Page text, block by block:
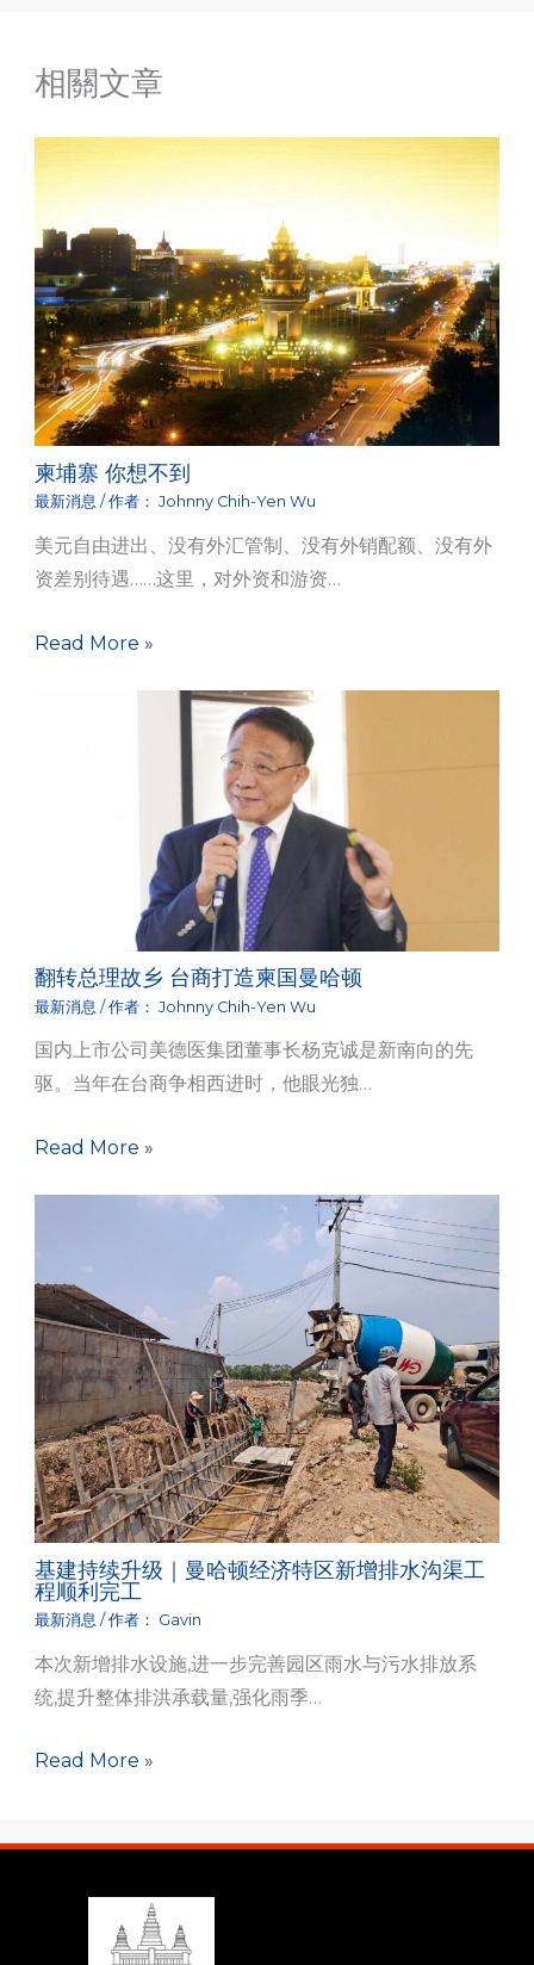
相關文章
柬埔寨 你想不到
最新消息 / 作者： Johnny Chih-Yen Wu
美元自由进出、没有外汇管制、没有外销配额、没有外
资差别待遇……这里，对外资和游资…
Read More »
翻转总理故乡 台商打造柬国曼哈顿
最新消息 / 作者： Johnny Chih-Yen Wu
国内上市公司美德医集团董事长杨克诚是新南向的先
驱。当年在台商争相西进时，他眼光独…
Read More »
基建持续升级｜曼哈顿经济特区新增排水沟渠工
程顺利完工
最新消息 / 作者： Gavin
本次新增排水设施,进一步完善园区雨水与污水排放系
统,提升整体排洪承载量,强化雨季…
Read More »